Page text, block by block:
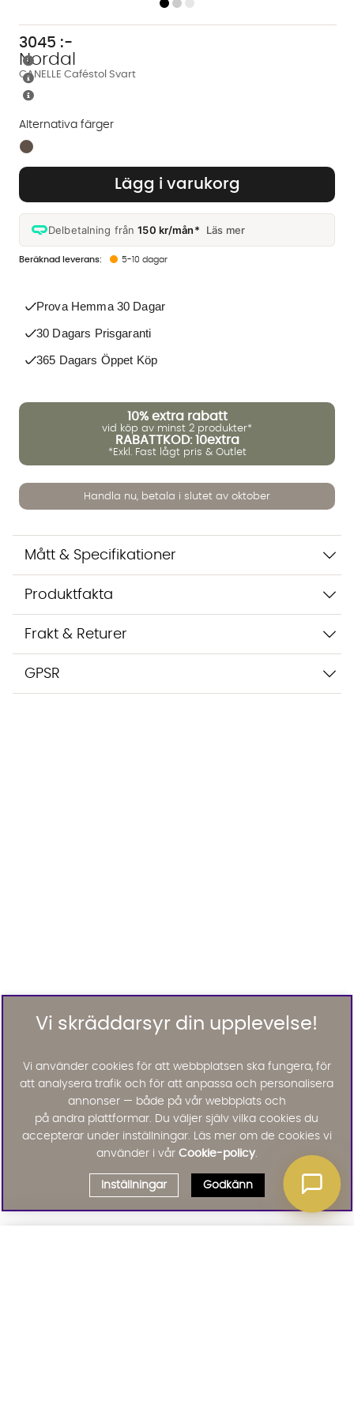
CANELLE Caféstol Svart
Nordal
3045 :-
Lägg i varukorg
Delbetalning från150 kr/mån* Läs mer
5-10 dagar
Alternativa färger
Finns även i dessa färger:
Prova Hemma 30 Dagar
30 Dagars Prisgaranti
365 Dagars Öppet Köp
10% extra rabatt
vid köp av minst 2 produkter*
RABATTKOD: 10extra
*Exkl. Fast lågt pris & Outlet
Handla nu, betala i slutet av oktober
Mått & Specifikationer
Produktfakta
Frakt & Returer
GPSR
Vi skräddarsyr din upplevelse!
Vi använder cookies för att webbplatsen ska fungera, för
att analysera trafik och för att anpassa och personalisera
annonser — både på vår webbplats och
på andra plattformar. Du väljer själv vilka cookies du
accepterar under inställningar. Läs mer om de cookies vi
använder i vår Cookie-policy.
Inställningar Godkänn
Vi använder AI för att svara på dina frågor. Konversationen
sparas i upp till 24 timmar för att kunna hjälpa dig. Vi delar
inte dina uppgifter med tredje part. Läs mer i vår
integritetspolicy.
Jag godkänner att konversationen sparas